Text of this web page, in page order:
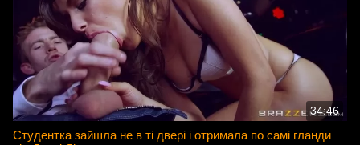
34:46
Студентка зайшла не в ті двері і отримала по самі гланди